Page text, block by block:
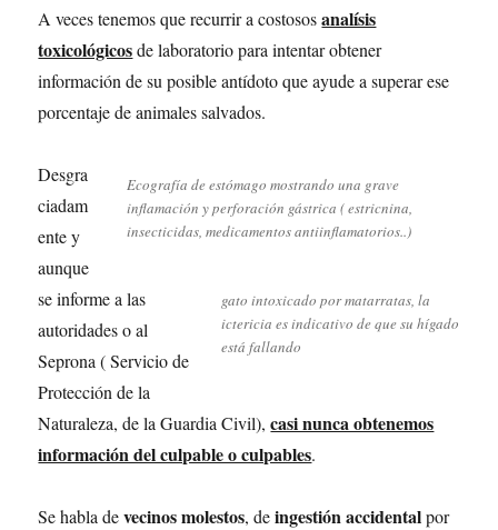
A veces tenemos que recurrir a costososanalísis
toxicológicosde laboratorio para intentar obtener
información de su posible antídoto que ayude a superar ese
porcentaje de animales salvados.
Ecografía de estómago mostrando una grave
inflamación y perforación gástrica ( estricnina,
insecticidas, medicamentos antiinflamatorios..)
gato intoxicado por matarratas, la
ictericia es indicativo de que su hígado
está fallando
Desgra
ciadam
ente y
aunque
se informe a las
autoridades o al
Seprona ( Servicio de
Protección de la
Naturaleza, de la Guardia Civil),casi nunca obtenemos
información del culpable o culpables.
Se habla devecinos molestos, deingestión accidentalpor